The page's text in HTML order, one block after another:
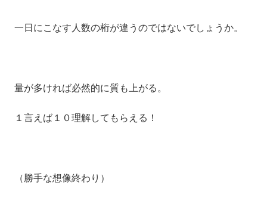
一日にこなす人数の桁が違うのではないでしょうか。
量が多ければ必然的に質も上がる。
１言えば１０理解してもらえる！
（勝手な想像終わり）